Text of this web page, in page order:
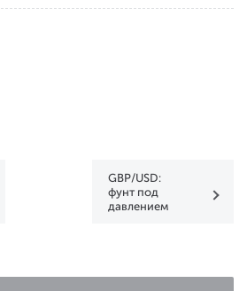
GBP/USD:
фунт под
давлением